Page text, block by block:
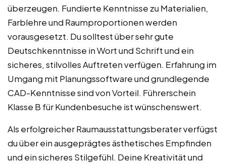
überzeugen. Fundierte Kenntnisse zu Materialien,
Farblehre und Raumproportionen werden
vorausgesetzt. Du solltest über sehr gute
Deutschkenntnisse in Wort und Schrift und ein
sicheres, stilvolles Auftreten verfügen. Erfahrung im
Umgang mit Planungssoftware und grundlegende
CAD-Kenntnisse sind von Vorteil. Führerschein
Klasse B für Kundenbesuche ist wünschenswert.
Als erfolgreicher Raumausstattungsberater verfügst
du über ein ausgeprägtes ästhetisches Empfinden
und ein sicheres Stilgefühl. Deine Kreativität und